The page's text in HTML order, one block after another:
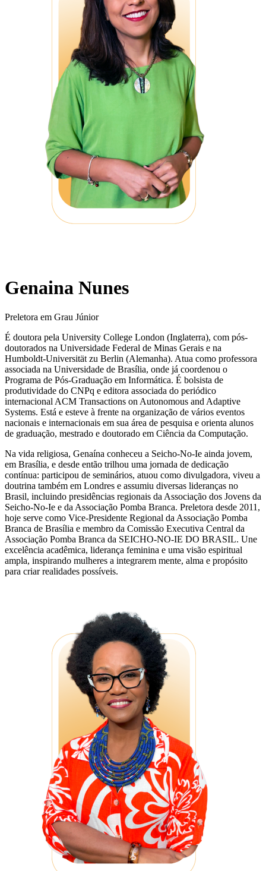
Genaina Nunes
Preletora em Grau Júnior
É doutora pela University College London (Inglaterra), com pós-
doutorados na Universidade Federal de Minas Gerais e na
Humboldt-Universität zu Berlin (Alemanha). Atua como professora
associada na Universidade de Brasília, onde já coordenou o
Programa de Pós-Graduação em Informática. É bolsista de
produtividade do CNPq e editora associada do periódico
internacional ACM Transactions on Autonomous and Adaptive
Systems. Está e esteve à frente na organização de vários eventos
nacionais e internacionais em sua área de pesquisa e orienta alunos
de graduação, mestrado e doutorado em Ciência da Computação.
Na vida religiosa, Genaína conheceu a Seicho-No-Ie ainda jovem,
em Brasília, e desde então trilhou uma jornada de dedicação
contínua: participou de seminários, atuou como divulgadora, viveu a
doutrina também em Londres e assumiu diversas lideranças no
Brasil, incluindo presidências regionais da Associação dos Jovens da
Seicho-No-Ie e da Associação Pomba Branca. Preletora desde 2011,
hoje serve como Vice-Presidente Regional da Associação Pomba
Branca de Brasília e membro da Comissão Executiva Central da
Associação Pomba Branca da SEICHO-NO-IE DO BRASIL. Une
excelência acadêmica, liderança feminina e uma visão espiritual
ampla, inspirando mulheres a integrarem mente, alma e propósito
para criar realidades possíveis.